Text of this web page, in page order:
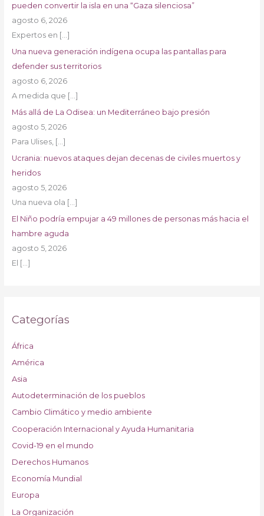
pueden convertir la isla en una “Gaza silenciosa”
agosto 6, 2026
Expertos en […]
Una nueva generación indígena ocupa las pantallas para
defender sus territorios
agosto 6, 2026
A medida que […]
Más allá de La Odisea: un Mediterráneo bajo presión
agosto 5, 2026
Para Ulises, […]
Ucrania: nuevos ataques dejan decenas de civiles muertos y
heridos
agosto 5, 2026
Una nueva ola […]
El Niño podría empujar a 49 millones de personas más hacia el
hambre aguda
agosto 5, 2026
El […]
Categorías
África
América
Asia
Autodeterminación de los pueblos
Cambio Climático y medio ambiente
Cooperación Internacional y Ayuda Humanitaria
Covid-19 en el mundo
Derechos Humanos
Economía Mundial
Europa
La Organización